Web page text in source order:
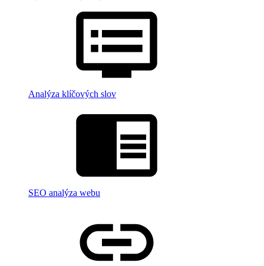
Analýza klíčových slov
SEO analýza webu